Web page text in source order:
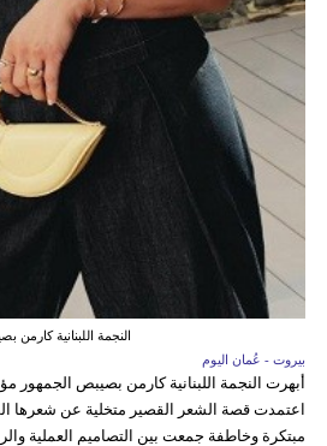
النجمة اللبنانية كارمن
بيروت - عُمان اليوم
أبهرت النجمة اللبنانية كارمن بصيبص الجمهور
اعتمدت قصة الشعر القصير متخلية عن شعرها
مبتكرة وخاطفة جمعت بين التصاميم العملية